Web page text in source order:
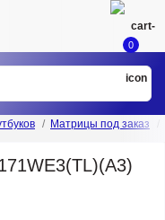
0
Матрицы под заказ